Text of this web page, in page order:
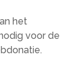
het
voor de